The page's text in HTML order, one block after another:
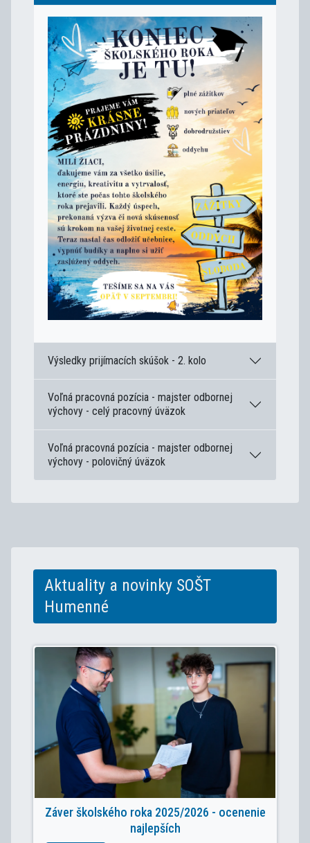
Výsledky prijímacích skúšok - 2. kolo
Voľná pracovná pozícia - majster odbornej
výchovy - celý pracovný úväzok
Voľná pracovná pozícia - majster odbornej
výchovy - polovičný úväzok
Aktuality a novinky SOŠT
Humenné
Záver školského roka 2025/2026 - ocenenie
najlepších